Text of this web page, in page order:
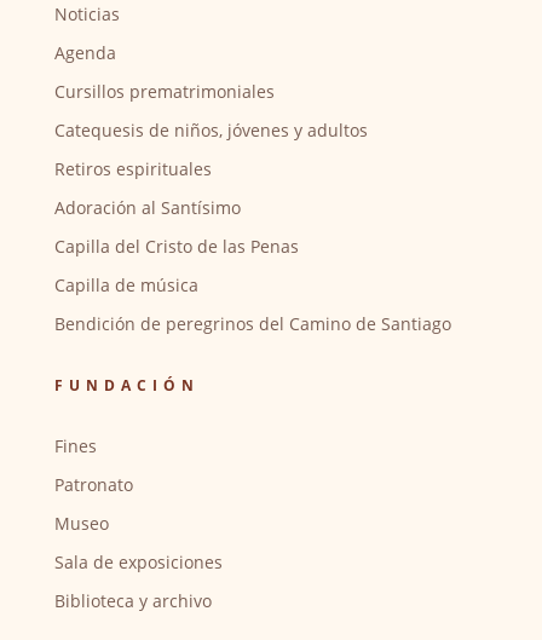
Noticias
Agenda
Cursillos prematrimoniales
Catequesis de niños, jóvenes y adultos
Retiros espirituales
Adoración al Santísimo
Capilla del Cristo de las Penas
Capilla de música
Bendición de peregrinos del Camino de Santiago
FUNDACIÓN
Fines
Patronato
Museo
Sala de exposiciones
Biblioteca y archivo